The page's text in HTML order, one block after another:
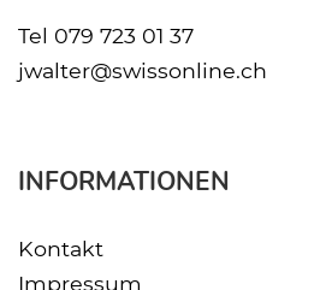
Tel 079 723 01 37
jwalter@swissonline.ch
INFORMATIONEN
Kontakt
Impressum